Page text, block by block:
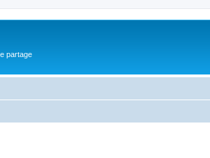
partage